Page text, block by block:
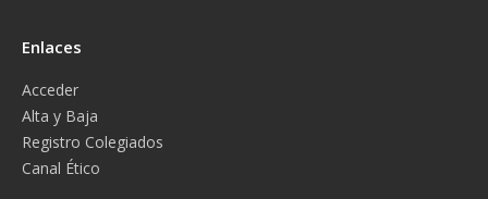
Enlaces
Acceder
Alta y Baja
Registro Colegiados
Canal Ético